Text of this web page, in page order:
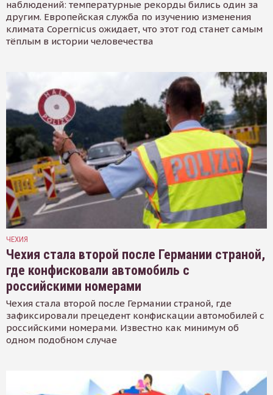
наблюдений: температурные рекорды бились один за
другим. Европейская служба по изучению изменения
климата Copernicus ожидает, что этот год станет самым
тёплым в истории человечества
ЧЕХИЯ
Чехия стала второй после Германии страной,
где конфисковали автомобиль с
российскими номерами
Чехия стала второй после Германии страной, где
зафиксировали прецедент конфискации автомобилей с
российскими номерами. Известно как минимум об
одном подобном случае